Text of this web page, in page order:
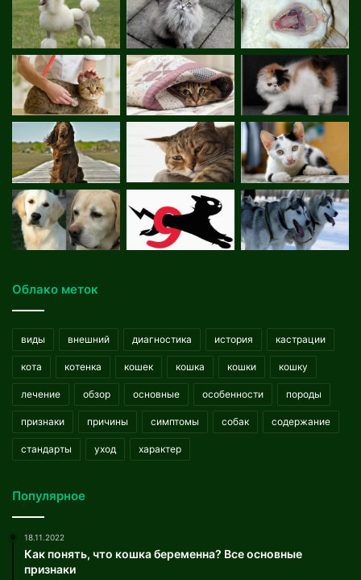
Облако меток
виды внешний диагностика история кастрации
кота котенка кошек кошка кошки кошку
лечение обзор основные особенности породы
признаки причины симптомы собак содержание
стандарты уход характер
Популярное
18.11.2022
Как понять, что кошка беременна? Все основные
признаки